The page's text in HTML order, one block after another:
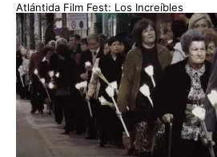
Atlántida Film Fest: Los Increíbles